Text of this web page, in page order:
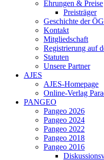
Ehrungen & Preise
Preisträger
Geschichte der
Kontakt
Mitgliedschaft
Registrierung auf
Statuten
Unsere Partner
AJES
AJES-Homepage
Online-Verlag
PANGEO
Pangeo 2026
Pangeo 2024
Pangeo 2022
Pangeo 2018
Pangeo 2016